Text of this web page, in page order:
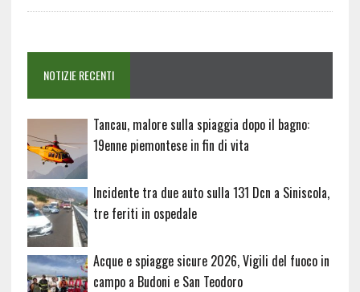
NOTIZIE RECENTI
Tancau, malore sulla spiaggia dopo il bagno:
19enne piemontese in fin di vita
Incidente tra due auto sulla 131 Dcn a Siniscola,
tre feriti in ospedale
Acque e spiagge sicure 2026, Vigili del fuoco in
campo a Budoni e San Teodoro